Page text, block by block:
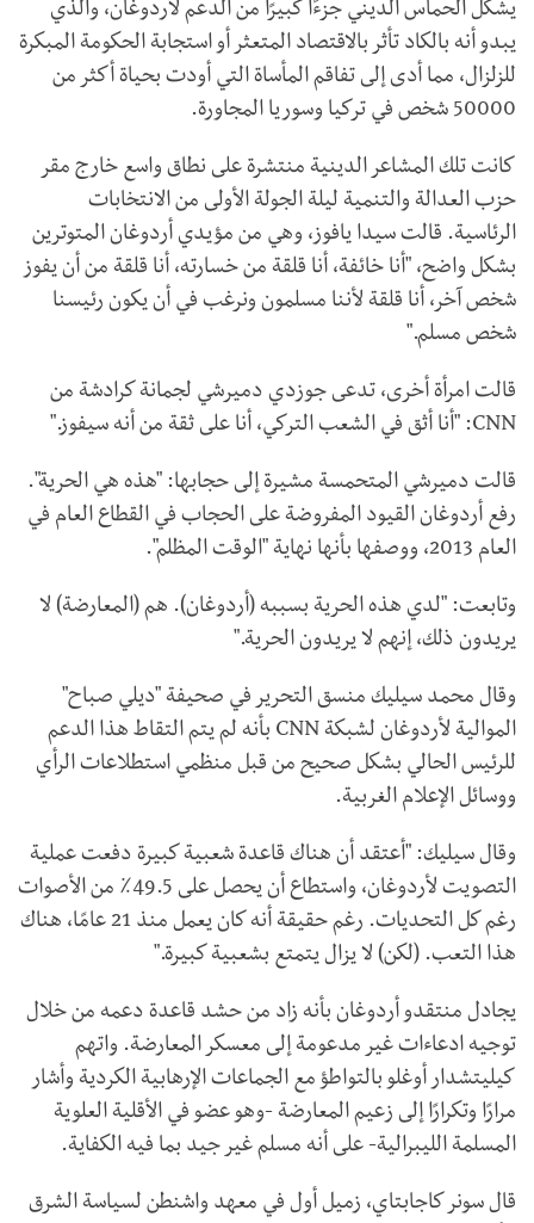
يشكل الحماس الديني جزءًا كبيرًا من الدعم لأردوغان، والذي
يبدو أنه بالكاد تأثر بالاقتصاد المتعثر أو استجابة الحكومة المبكرة
للزلزال، مما أدى إلى تفاقم المأساة التي أودت بحياة أكثر من
50000 شخص في تركيا وسوريا المجاورة.
كانت تلك المشاعر الدينية منتشرة على نطاق واسع خارج مقر
حزب العدالة والتنمية ليلة الجولة الأولى من الانتخابات
الرئاسية. قالت سيدا يافوز، وهي من مؤيدي أردوغان المتوترين
بشكل واضح، "أنا خائفة، أنا قلقة من خسارته، أنا قلقة من أن يفوز
شخص آخر، أنا قلقة لأننا مسلمون ونرغب في أن يكون رئيسنا
شخص مسلم."
قالت امرأة أخرى، تدعى جوزدي دميرشي لجمانة كرادشة من
CNN: "أنا أثق في الشعب التركي، أنا على ثقة من أنه سيفوز."
قالت دميرشي المتحمسة مشيرة إلى حجابها: "هذه هي الحرية".
رفع أردوغان القيود المفروضة على الحجاب في القطاع العام في
العام 2013، ووصفها بأنها نهاية "الوقت المظلم".
وتابعت: "لدي هذه الحرية بسببه (أردوغان). هم (المعارضة) لا
يريدون ذلك، إنهم لا يريدون الحرية."
وقال محمد سيليك منسق التحرير في صحيفة "ديلي صباح"
الموالية لأردوغان لشبكة CNN بأنه لم يتم التقاط هذا الدعم
للرئيس الحالي بشكل صحيح من قبل منظمي استطلاعات الرأي
ووسائل الإعلام الغربية.
وقال سيليك: "أعتقد أن هناك قاعدة شعبية كبيرة دفعت عملية
التصويت لأردوغان، واستطاع أن يحصل على 49.5٪ من الأصوات
رغم كل التحديات. رغم حقيقة أنه كان يعمل منذ 21 عامًا، هناك
هذا التعب. (لكن) لا يزال يتمتع بشعبية كبيرة."
يجادل منتقدو أردوغان بأنه زاد من حشد قاعدة دعمه من خلال
توجيه ادعاءات غير مدعومة إلى معسكر المعارضة. واتهم
كيليتشدار أوغلو بالتواطؤ مع الجماعات الإرهابية الكردية وأشار
مرارًا وتكرارًا إلى زعيم المعارضة -وهو عضو في الأقلية العلوية
المسلمة الليبرالية- على أنه مسلم غير جيد بما فيه الكفاية.
قال سونر كاجابتاي، زميل أول في معهد واشنطن لسياسة الشرق